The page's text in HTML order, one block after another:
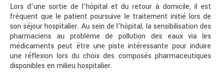
Lors d’une sortie de l’hôpital et du retour à domicile, il est
fréquent que le patient poursuive le traitement initié lors de
son séjour hospitalier. Au sein de l’hôpital, la sensibilisation des
pharmaciens au problème de pollution des eaux via les
médicaments peut être une piste intéressante pour induire
une réflexion lors du choix des composés pharmaceutiques
disponibles en milieu hospitalier.